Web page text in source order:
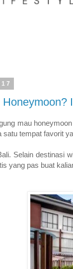
mau
satu tempat favorit
Selain destinasi
yang pas buat